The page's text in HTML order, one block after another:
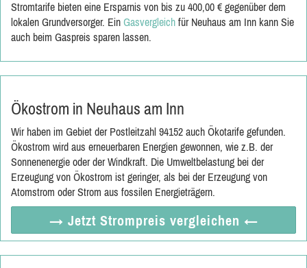
Stromtarife bieten eine Ersparnis von bis zu 400,00 € gegenüber dem
lokalen Grundversorger. Ein Gasvergleich für Neuhaus am Inn kann Sie
auch beim Gaspreis sparen lassen.
Ökostrom in Neuhaus am Inn
Wir haben im Gebiet der Postleitzahl 94152 auch Ökotarife gefunden.
Ökostrom wird aus erneuerbaren Energien gewonnen, wie z.B. der
Sonnenenergie oder der Windkraft. Die Umweltbelastung bei der
Erzeugung von Ökostrom ist geringer, als bei der Erzeugung von
Atomstrom oder Strom aus fossilen Energieträgern.
→ Jetzt Strompreis vergleichen ←